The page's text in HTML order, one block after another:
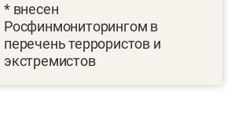
* внесен
Росфинмониторингом в
перечень террористов и
экстремистов